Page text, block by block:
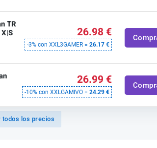
TR
26.98 €
-3% con XXL3GAMER = 26.17 €
26.99 €
-10% con XXLGAMIVO = 24.29 €
todos los precios